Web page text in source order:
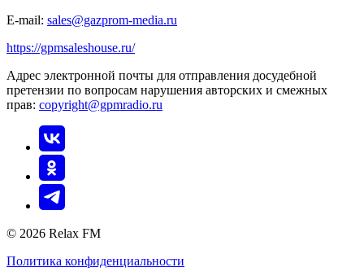
E-mail: sales@gazprom-media.ru
https://gpmsaleshouse.ru/
Адрес электронной почты для отправления досудебной
претензии по вопросам нарушения авторских и смежных
прав: copyright@gpmradio.ru
© 2026 Relax FM
Политика конфиденциальности